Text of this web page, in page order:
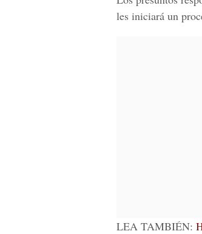
les iniciará un
LEA TAMBIÉN: